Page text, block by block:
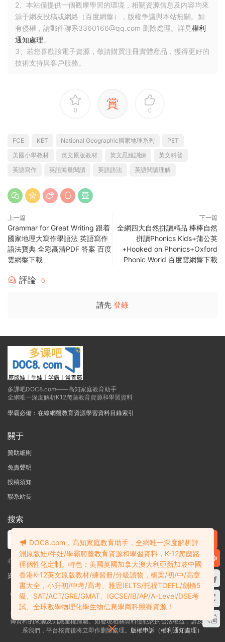
2、本站僅提供一個觀摩學習的環境，相關資源信息及内容均來
源于網友投稿或網絡（百度網盤），版權争議與本站無關。如
有侵權，請郵件聯系3360166@qq.com 删除處理。詳見權利
通知處理。
3、若您喜歡該電子資源，敬請購買注冊實體産品，獲得更好的
技術支持與客戶服務。
0 賞 0
FCE KET National Geographic國家地理系列
PET
美國小學教材
英文原版教材 英文思維訓練
英文科普
英語寫作
英語海量閱讀 英語語法 英語閱讀理解
上一篇
Grammar for Great Writing 跟着
國家地理大寫作學語法 英語寫作
語法寶典 全彩高清PDF 答案 百度
雲網盤下載
下一篇
全網四大自然拼讀精品 棒棒自然
拼讀Phonics Kids+蒲公英
+Hooked on Phonics+Oxford
Phonic World 百度雲網盤下載
評論 0
請先 登錄
多課吧DOC8.com——高知家庭教育助手
全網唯一深度解析K12爬藤教育資源和學習資料
學霸必備：在線網盤教育資源學習資料目錄索引
關于
贊助細則
免責聲明
投稿須知
聯系站長
搜索
在線搜索GK-G12海量英文原版教材/章節書/國際考試/學科競賽資料！
資料失效？沒找到需要的？網站意見建議？請提交工單查看我的工單
Copyright © 2004-2026 多課吧DOC8.com 渝ICP備2022004389号-1
渝公
網安備50010502003111号
多課吧DOC8.com是一個資料信息評測及分享獲取的平台，不确保部分用戶上
傳資料的來源及知識産權歸屬。如發現相關資料侵犯您的合法權益，請及時聯
系我們，平台核實後将立即作删除處理。 版權申訴（權利通知處理）
DOC8.com，高知家庭教育助手，全網唯一深度解析評
測原版娃/牛娃/學霸爬藤教育資源和學習資料，K-12爬藤路
徑個性化定制。特色：美國英國加拿大澳大利亞新加坡中國
香港K-12英文原版教材/練習冊/分級讀物，橋梁/初/中/高章
書大全，小升初/中考/高考、雅思IELTS/托福TOEFL/劍橋5
級、SAT/ACT/GRE/GMAT、IGCSE/IB/AP/A-Level/DSE考
試、全球數學物理化學生物信息學商科競賽資源！